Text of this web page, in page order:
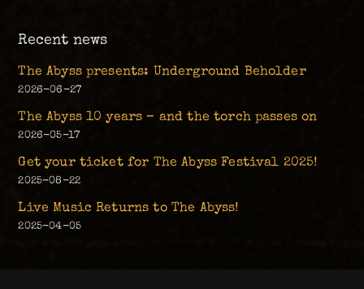
Recent news
The Abyss presents: Underground Beholder
2026-06-27
The Abyss 10 years – and the torch passes on
2026-05-17
Get your ticket for The Abyss Festival 2025!
2025-08-22
Live Music Returns to The Abyss!
2025-04-05